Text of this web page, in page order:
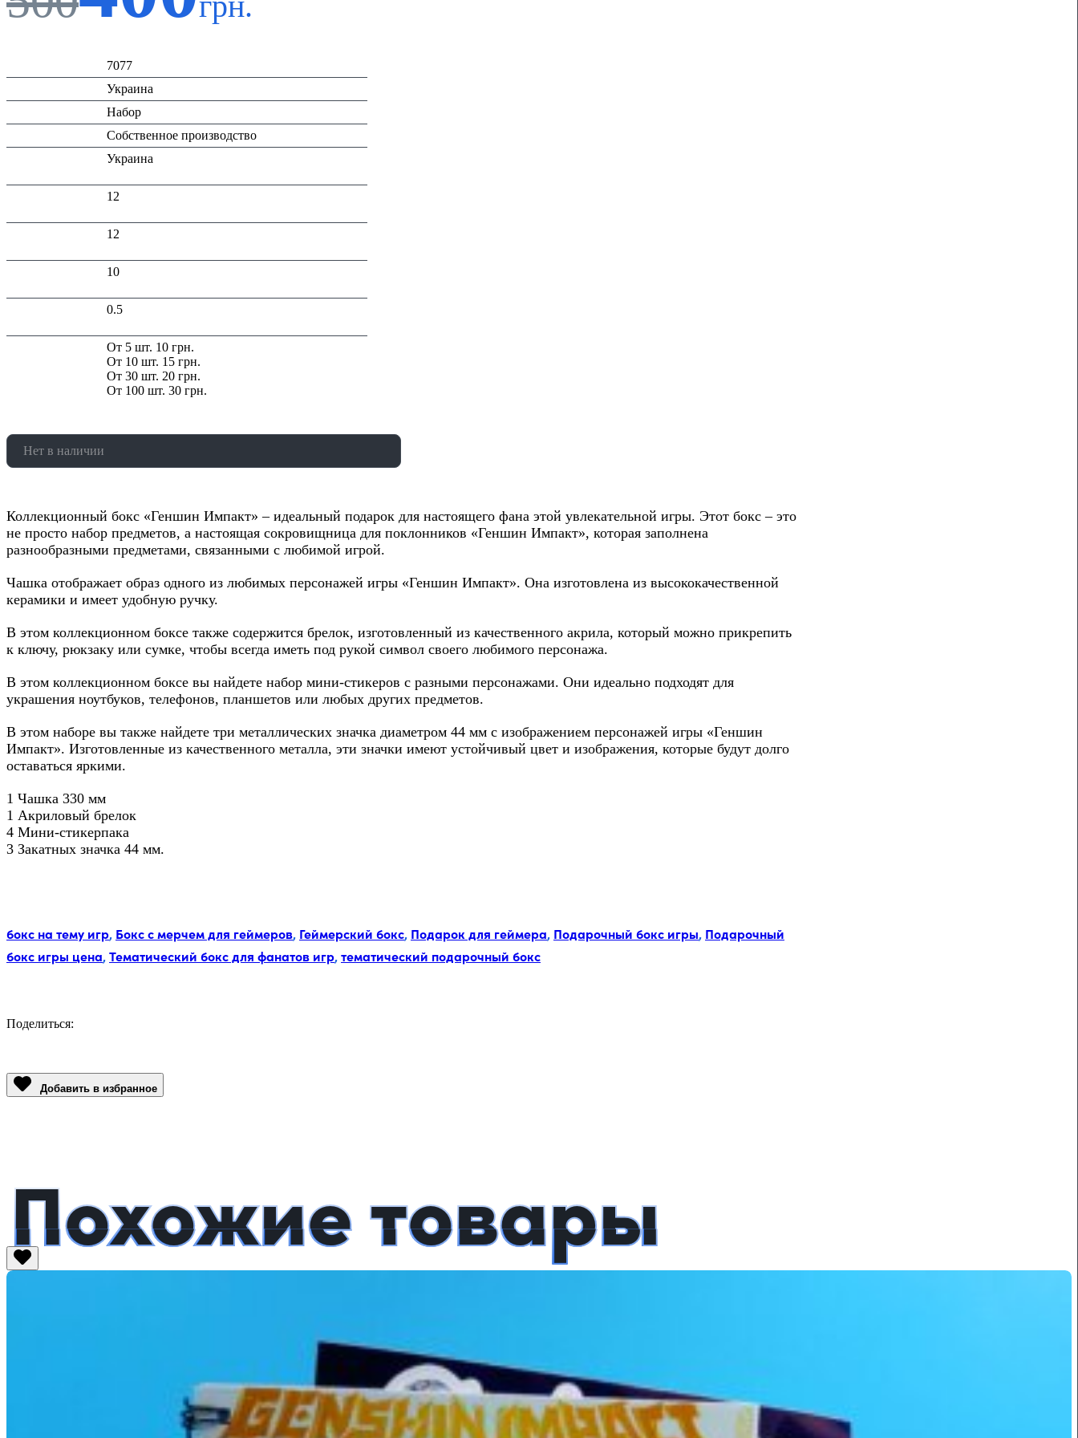
7077
Украина
Набор
Собственное производство
Украина
12
12
10
0.5
От 5 шт. 10 грн.
От 10 шт. 15 грн.
От 30 шт. 20 грн.
От 100 шт. 30 грн.
Нет в наличии
Коллекционный бокс «Геншин Импакт» – идеальный подарок для настоящего фана этой увлекательной игры. Этот бокс – это
не просто набор предметов, а настоящая сокровищница для поклонников «Геншин Импакт», которая заполнена
разнообразными предметами, связанными с любимой игрой.
Чашка отображает образ одного из любимых персонажей игры «Геншин Импакт». Она изготовлена из высококачественной
керамики и имеет удобную ручку.
В этом коллекционном боксе также содержится брелок, изготовленный из качественного акрила, который можно прикрепить
к ключу, рюкзаку или сумке, чтобы всегда иметь под рукой символ своего любимого персонажа.
В этом коллекционном боксе вы найдете набор мини-стикеров с разными персонажами. Они идеально подходят для
украшения ноутбуков, телефонов, планшетов или любых других предметов.
В этом наборе вы также найдете три металлических значка диаметром 44 мм с изображением персонажей игры «Геншин
Импакт». Изготовленные из качественного металла, эти значки имеют устойчивый цвет и изображения, которые будут долго
оставаться яркими.
1 Чашка 330 мм
1 Акриловый брелок
4 Мини-стикерпака
3 Закатных значка 44 мм.
бокс на тему игр, Бокс с мерчем для геймеров, Геймерский бокс, Подарок для геймера, Подарочный бокс игры, Подарочный
бокс игры цена,Тематический бокс для фанатов игр,тематический подарочный бокс
Поделиться:
Добавить в избранное
Похожие товары